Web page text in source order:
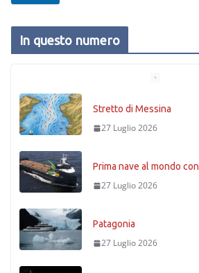
In questo numero
Stretto di Messina
27 Luglio 2026
Prima nave al mondo
27 Luglio 2026
Patagonia
27 Luglio 2026